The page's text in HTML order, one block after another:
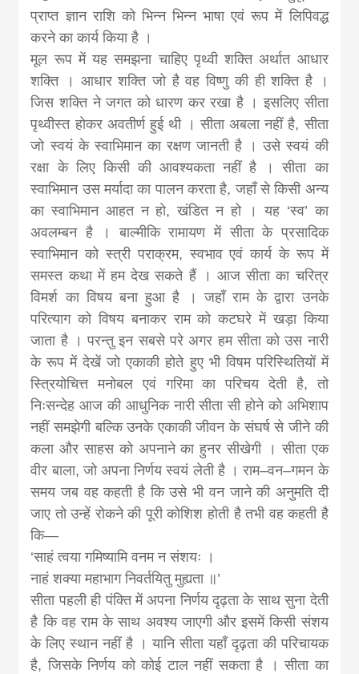
प्राप्त ज्ञान राशि को भिन्न भिन्न भाषा एवं रूप में लिपिवद्ध
करने का कार्य किया है ।
मूल रूप में यह समझना चाहिए पृथ्वी शक्ति अर्थात आधार
शक्ति । आधार शक्ति जो है वह विष्णु की ही शक्ति है ।
जिस शक्ति ने जगत को धारण कर रखा है । इसलिए सीता
पृथ्वीस्त होकर अवतीर्ण हुई थी । सीता अबला नहीं है, सीता
जो स्वयं के स्वाभिमान का रक्षण जानती है । उसे स्वयं की
रक्षा के लिए किसी की आवश्यकता नहीं है । सीता का
स्वाभिमान उस मर्यादा का पालन करता है, जहाँ से किसी अन्य
का स्वाभिमान आहत न हो, खंडित न हो । यह ‘स्व’ का
अवलम्बन है । बाल्मीकि रामायण में सीता के प्रसादिक
स्वाभिमान को स्त्री पराक्रम, स्वभाव एवं कार्य के रूप में
समस्त कथा में हम देख सकते हैं । आज सीता का चरित्र
विमर्श का विषय बना हुआ है । जहाँ राम के द्वारा उनके
परित्याग को विषय बनाकर राम को कटघरे में खड़ा किया
जाता है । परन्तु इन सबसे परे अगर हम सीता को उस नारी
के रूप में देखें जो एकाकी होते हुए भी विषम परिस्थितियों में
स्त्रियोचित्त मनोबल एवं गरिमा का परिचय देती है, तो
निःसन्देह आज की आधुनिक नारी सीता सी होने को अभिशाप
नहीं समझेगी बल्कि उनके एकाकी जीवन के संघर्ष से जीने की
कला और साहस को अपनाने का हुनर सीखेगी । सीता एक
वीर बाला, जो अपना निर्णय स्वयं लेती है । राम–वन–गमन के
समय जब वह कहती है कि उसे भी वन जाने की अनुमति दी
जाए तो उन्हें रोकने की पूरी कोशिश होती है तभी वह कहती है
कि—
‘साहं त्वया गमिष्यामि वनम न संशयः ।
नाहं शक्या महाभाग निवर्तयितु मुह्यता ॥’
सीता पहली ही पंक्ति में अपना निर्णय दृढ़ता के साथ सुना देती
है कि वह राम के साथ अवश्य जाएगी और इसमें किसी संशय
के लिए स्थान नहीं है । यानि सीता यहाँ दृढ़ता की परिचायक
है, जिसके निर्णय को कोई टाल नहीं सकता है । सीता का